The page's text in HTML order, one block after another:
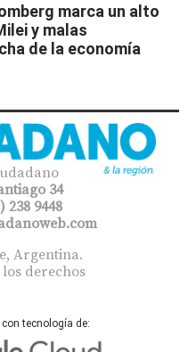
marca un alto
y malas
de la economía
34
238 9448
Argentina.
derechos
tecnología de: